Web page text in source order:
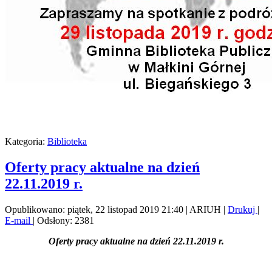
Kategoria: Biblioteka
Oferty pracy aktualne na dzień
22.11.2019 r.
Opublikowano: piątek, 22 listopad 2019 21:40 | ARIUH | Drukuj |
E-mail | Odsłony: 2381
Oferty pracy aktualne na dzień 22.11.2019 r.